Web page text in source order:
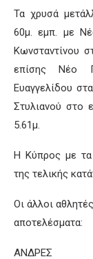
Τα χρυσά
60μ. εμπ. με
Κωνσταντίνου
επίσης Νέο
Ευαγγελίδου
Στυλιανού στο
5.61μ.
Η Κύπρος με τα
της τελικής
Οι άλλοι
αποτελέσματα:
ΑΝΔΡΕΣ